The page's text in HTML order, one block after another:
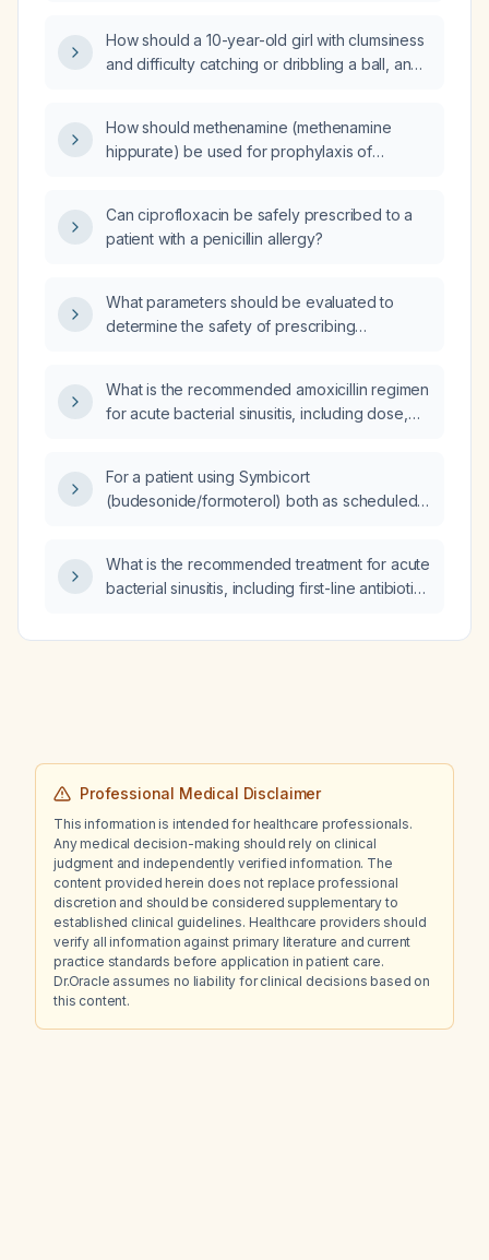
How should a 10-year-old girl with clumsiness
and difficulty catching or dribbling a ball, and
How should methenamine (methenamine
hippurate) be used for prophylaxis of
urine, renal function criteria, and duration?
Can ciprofloxacin be safely prescribed to a
patient with a penicillin allergy?
What parameters should be evaluated to
determine the safety of prescribing
What is the recommended amoxicillin regimen
for acute bacterial sinusitis, including dose,
For a patient using Symbicort
(budesonide/formoterol) both as scheduled
per 24‑hour period?
What is the recommended treatment for acute
bacterial sinusitis, including first-line antibiotic
patients?
Professional Medical Disclaimer
This information is intended for healthcare professionals.
Any medical decision-making should rely on clinical
judgment and independently verified information. The
content provided herein does not replace professional
discretion and should be considered supplementary to
established clinical guidelines. Healthcare providers should
verify all information against primary literature and current
practice standards before application in patient care.
Dr.Oracle assumes no liability for clinical decisions based on
this content.